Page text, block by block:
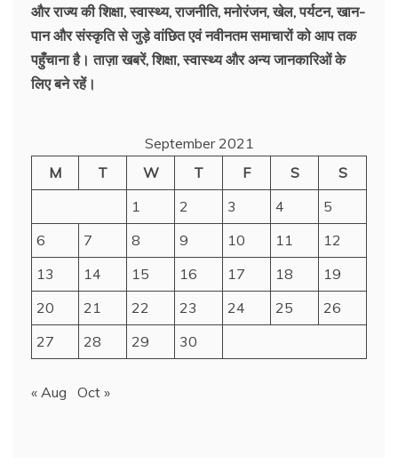
और राज्य की शिक्षा, स्वास्थ्य, राजनीति, मनोरंजन, खेल, पर्यटन, खान-
पान और संस्कृति से जुड़े वांछित एवं नवीनतम समाचारों को आप तक
पहुँचाना है। ताज़ा खबरें, शिक्षा, स्वास्थ्य और अन्य जानकारिओं के
लिए बने रहें।
September 2021
M
T W T F S
S
1
2 3 4
5
6
7 8 9 10 11
12
13
14 15 16 17 18
19
20
21 22 23 24 25
26
27
28 29 30
« Aug Oct »